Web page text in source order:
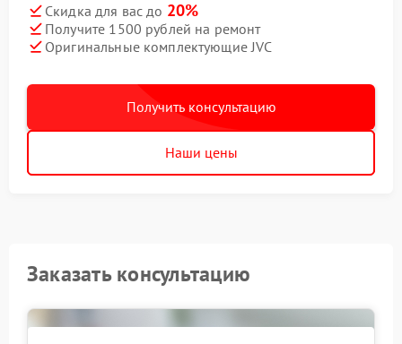
Скидка для вас до 20%
Получите 1500 рублей на ремонт
Оригинальные комплектующие JVC
Получить консультацию
Наши цены
Заказать консультацию